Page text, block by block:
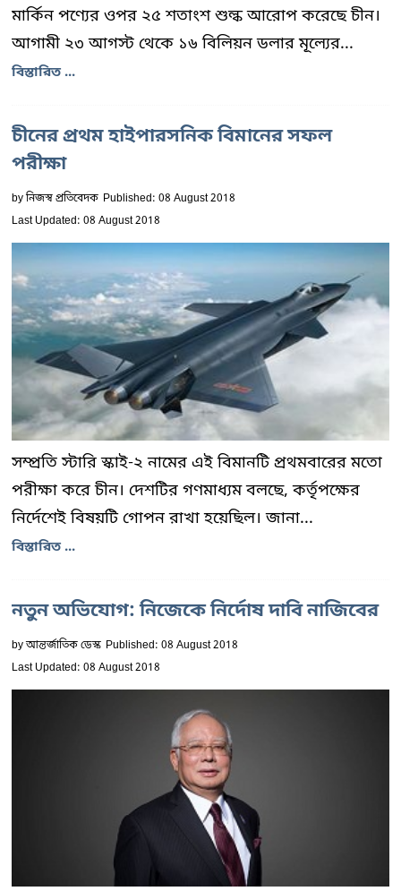
মার্কিন পণ্যের ওপর ২৫ শতাংশ শুল্ক আরোপ করেছে চীন।
আগামী ২৩ আগস্ট থেকে ১৬ বিলিয়ন ডলার মূল্যের...
বিস্তারিত ...
চীনের প্রথম হাইপারসনিক বিমানের সফল
পরীক্ষা
byনিজস্ব প্রতিবেদক Published: 08 August 2018
Last Updated: 08 August 2018
সম্প্রতি স্টারি স্কাই-২ নামের এই বিমানটি প্রথমবারের মতো
পরীক্ষা করে চীন। দেশটির গণমাধ্যম বলছে, কর্তৃপক্ষের
নির্দেশেই বিষয়টি গোপন রাখা হয়েছিল। জানা...
বিস্তারিত ...
নতুন অভিযোগ: নিজেকে নির্দোষ দাবি নাজিবের
byআন্তর্জাতিক ডেস্ক Published: 08 August 2018
Last Updated: 08 August 2018